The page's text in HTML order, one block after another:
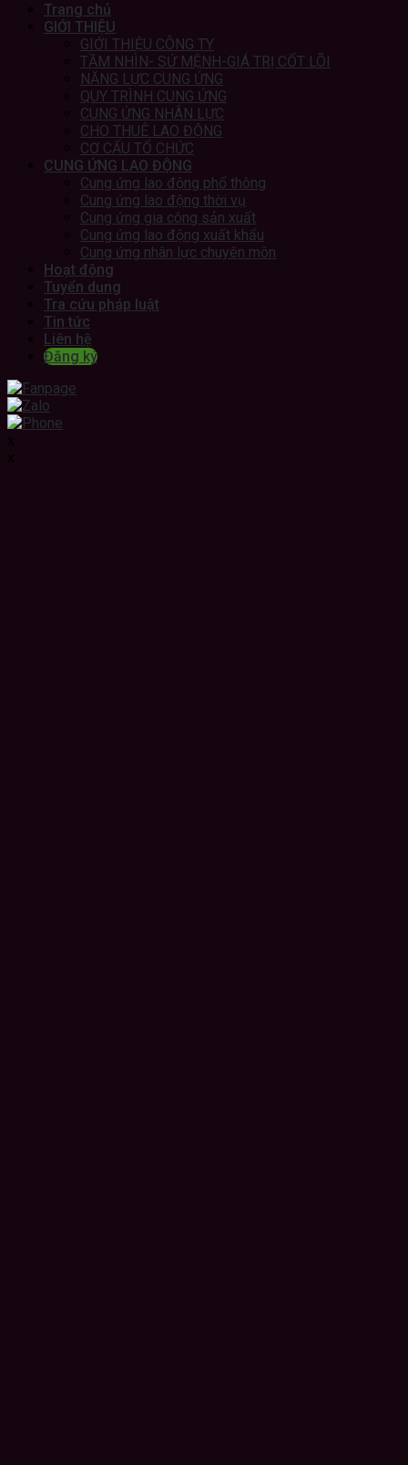
Trang chủ
GIỚI THIỆU
GIỚI THIỆU CÔNG TY
TẦM NHÌN- SỨ MỆNH-GIÁ TRỊ CỐT LÕI
NĂNG LỰC CUNG ỨNG
QUY TRÌNH CUNG ỨNG
CUNG ỨNG NHÂN LỰC
CHO THUÊ LAO ĐỘNG
CƠ CẤU TỔ CHỨC
CUNG ỨNG LAO ĐỘNG
Cung ứng lao động phổ thông
Cung ứng lao động thời vụ
Cung ứng gia công sản xuất
Cung ứng lao động xuất khẩu
Cung ứng nhân lực chuyên môn
Hoạt động
Tuyển dụng
Tra cứu pháp luật
Tin tức
Liên hệ
Đăng ký